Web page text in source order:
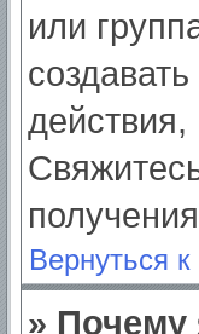
или
Вернуться
» Почему